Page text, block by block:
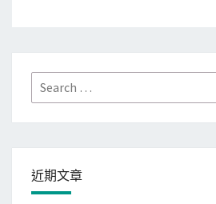
Search
for:
近期文章